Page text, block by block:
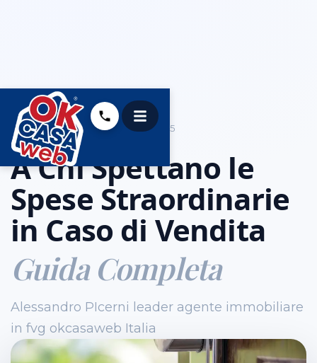
UNCATEGORIZED 01.10.2025
A Chi Spettano le
Spese Straordinarie
in Caso di Vendita
Guida Completa
Alessandro PIcerni leader agente immobiliare
in fvg okcasaweb Italia